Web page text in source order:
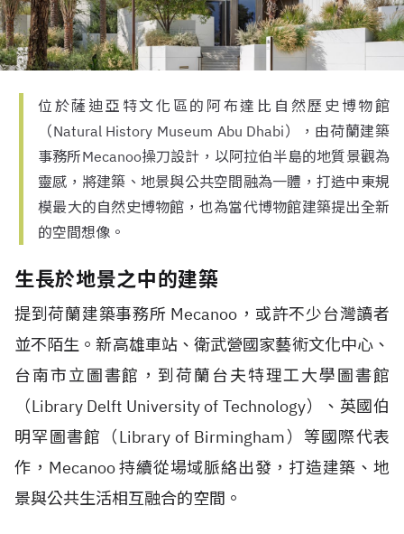
位於薩迪亞特文化區的阿布達比自然歷史博物館
（Natural History Museum Abu Dhabi），由荷蘭建築
事務所Mecanoo操刀設計，以阿拉伯半島的地質景觀為
靈感，將建築、地景與公共空間融為一體，打造中東規
模最大的自然史博物館，也為當代博物館建築提出全新
的空間想像。
生長於地景之中的建築
提到荷蘭建築事務所 Mecanoo ，或許不少台灣讀者
並不陌生。新高雄車站、衛武營國家藝術文化中心、
台南市立圖書館，到荷蘭台夫特理工大學圖書館
（Library Delft University of Technology）、英國伯
明罕圖書館（Library of Birmingham）等國際代表
作， Mecanoo持續從場域脈絡出發，打造建築、地
景與公共生活相互融合的空間。